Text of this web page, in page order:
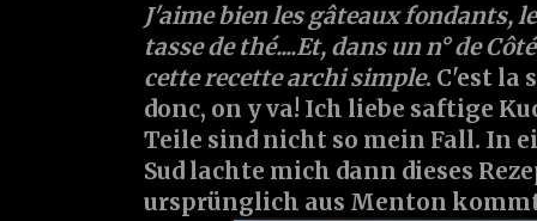
J'aime bien les gâteaux fondants,
tasse de thé....Et, dans un n° de
cette recette archi simple. C'est la
donc, on y va! Ich liebe saftige
Teile sind nicht so mein Fall. In
Sud lachte mich dann dieses
ursprünglich aus Menton